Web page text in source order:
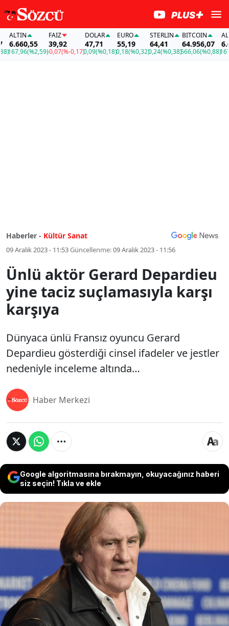
(%2,59)
FAİZ
39,92
-0,07(%-0,17)
DOLAR
47,71
0,09(%0,18)
EURO
55,19
0,18(%0,32)
STERLIN
64,41
0,24(%0,38)
BITCOIN
64.956,07
566,06(%0,88)
ALTIN
167,96
Haberler - Kültür Sanat
09 Aralık 2023 - 11:53Güncellenme:09 Aralık 2023 - 11:56
Ünlü aktör Gerard Depardieu
yine taciz suçlamasıyla karşı
karşıya
Dünyaca ünlü Fransız oyuncu Gerard
Depardieu gösterdiği cinsel ifadeler ve jestler
nedeniyle inceleme altında…
Haber Merkezi
Google algoritmasına bırakmayın, okuyacağınız haberi
siz seçin! Tıkla ve ekle
Dünyaca ünlü Fransız oyuncu Gerard
Depardieu gösterdiği cinsel ifadeler ve
jestler nedeniyle inceleme altında…